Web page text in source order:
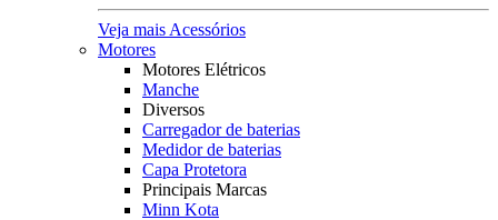
Veja mais Acessórios
Motores
Motores Elétricos
Manche
Diversos
Carregador de baterias
Medidor de baterias
Capa Protetora
Principais Marcas
Minn Kota